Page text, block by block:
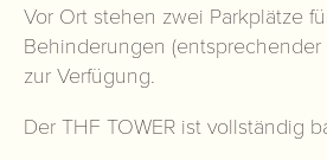
Vor Ort stehen zwei Parkplätze
Behinderungen (entsprechender
zur Verfügung.
Der THF TOWER ist vollständig